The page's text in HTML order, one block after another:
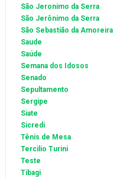
São Jeronimo da Serra
São Jerônimo da Serra
São Sebastião da Amoreira
Saude
Saúde
Semana dos Idosos
Senado
Sepultamento
Sergipe
Siate
Sicredi
Tênis de Mesa
Tercilio Turini
Teste
Tibagi